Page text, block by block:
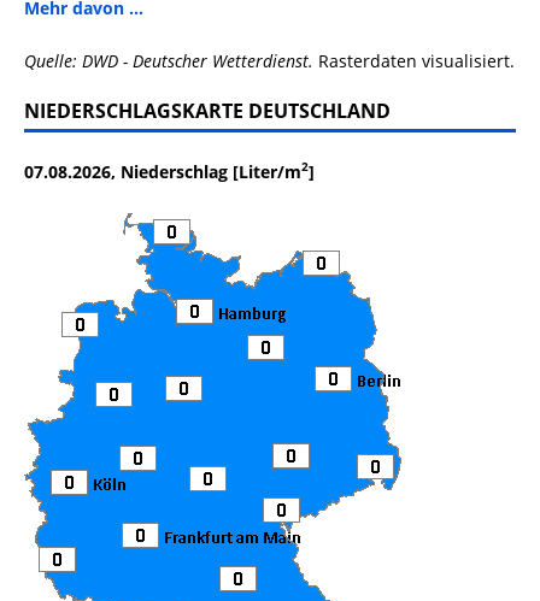
Mehr davon ...
Quelle: DWD - Deutscher Wetterdienst. Rasterdaten visualisiert.
NIEDERSCHLAGSKARTE DEUTSCHLAND
07.08.2026, Niederschlag [Liter/m2]